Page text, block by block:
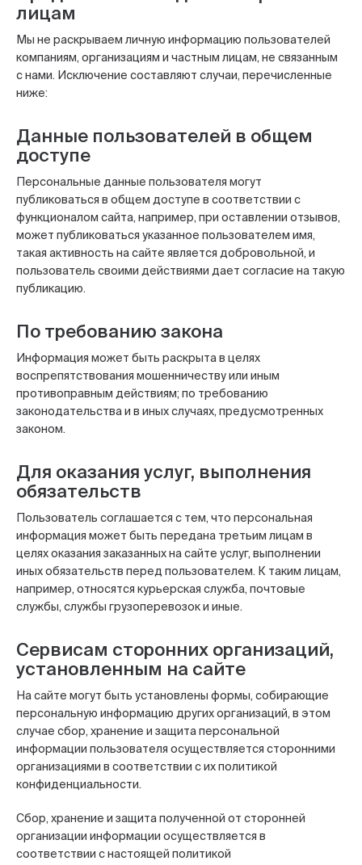
лицам
Мы не раскрываем личную информацию пользователей
компаниям, организациям и частным лицам, не связанным
с нами. Исключение составляют случаи, перечисленные
ниже:
Данные пользователей в общем
доступе
Персональные данные пользователя могут
публиковаться в общем доступе в соответствии с
функционалом сайта, например, при оставлении отзывов,
может публиковаться указанное пользователем имя,
такая активность на сайте является добровольной, и
пользователь своими действиями дает согласие на такую
публикацию.
По требованию закона
Информация может быть раскрыта в целях
воспрепятствования мошенничеству или иным
противоправным действиям; по требованию
законодательства и в иных случаях, предусмотренных
законом.
Для оказания услуг, выполнения
обязательств
Пользователь соглашается с тем, что персональная
информация может быть передана третьим лицам в
целях оказания заказанных на сайте услуг, выполнении
иных обязательств перед пользователем. К таким лицам,
например, относятся курьерская служба, почтовые
службы, службы грузоперевозок и иные.
Сервисам сторонних организаций,
установленным на сайте
На сайте могут быть установлены формы, собирающие
персональную информацию других организаций, в этом
случае сбор, хранение и защита персональной
информации пользователя осуществляется сторонними
организациями в соответствии с их политикой
конфиденциальности.
Сбор, хранение и защита полученной от сторонней
организации информации осуществляется в
соответствии с настоящей политикой